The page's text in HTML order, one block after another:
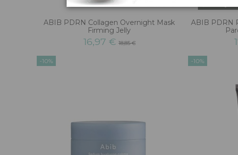
ABIB PDRN Collagen Overnight Mask
Firming Jelly
16,97 € 18,85 €
No hay
ABIB PDRN
-10% -10%